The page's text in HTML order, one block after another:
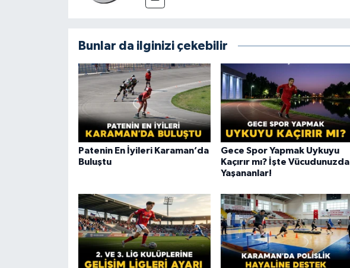
Bunlar da ilginizi çekebilir
Patenin En İyileri Karaman’da
Buluştu
Gece Spor Yapmak Uykuyu
Kaçırır mı? İşte Vücudunuzda
Yaşananlar!